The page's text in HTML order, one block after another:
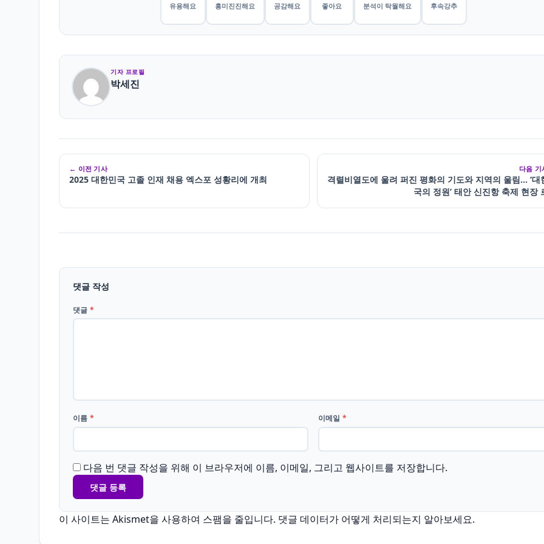
유용해요 흥미진진해요 공감해요 좋아요 분석이 탁월해요 후속강추
기자 프로필
박세진
← 이전 기사
2025 대한민국 고졸 인재 채용 엑스포 성황리에 개최
다음
격렬비열도에 울려 퍼진 평화의 기도와 지역의 울림… ‘대
국의 정원’ 태안 신진항 축제 현장
댓글 작성
댓글 *
이름 * 이메일 *
다음 번 댓글 작성을 위해 이 브라우저에 이름, 이메일, 그리고 웹사이트를 저장합니다.
이 사이트는 Akismet을 사용하여 스팸을 줄입니다. 댓글 데이터가 어떻게 처리되는지 알아보세요.